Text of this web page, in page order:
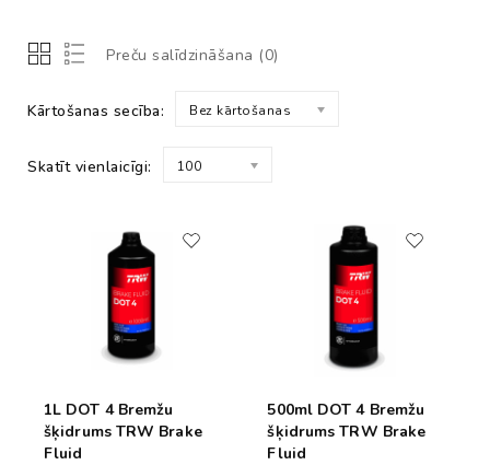
Preču salīdzināšana (0)
Kārtošanas secība: Bez kārtošanas
Skatīt vienlaicīgi: 100
1L DOT 4 Bremžu
šķidrums TRW Brake
Fluid
500ml DOT 4 Bremžu
šķidrums TRW Brake
Fluid